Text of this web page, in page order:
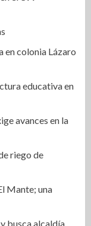
colonia Lázaro
educativa en
avances en la
riego de
Mante; una
busca alcaldía